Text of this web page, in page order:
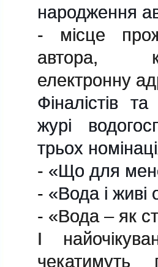
народження
- місце
автора,
електронну
Фіналістів
журі
трьох
- «Що для
- «Вода і живі
- «Вода – як
І
чекатимуть